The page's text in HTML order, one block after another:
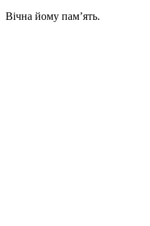
Вічна йому памʼять.